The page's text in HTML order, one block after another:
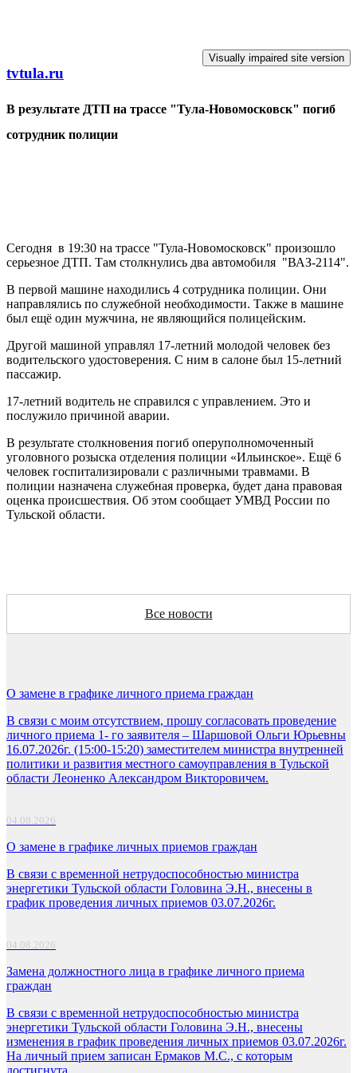
tvtula.ru
В результате ДТП на трассе "Тула-Новомосковск" погиб
сотрудник полиции
Сегодня в 19:30 на трассе "Тула-Новомосковск" произошло
серьезное ДТП. Там столкнулись два автомобиля "ВАЗ-2114".
В первой машине находились 4 сотрудника полиции. Они
направлялись по служебной необходимости. Также в машине
был ещё один мужчина, не являющийся полицейским.
Другой машиной управлял 17-летний молодой человек без
водительского удостоверения. С ним в салоне был 15-летний
пассажир.
17-летний водитель не справился с управлением. Это и
послужило причиной аварии.
В результате столкновения погиб оперуполномоченный
уголовного розыска отделения полиции «Ильинское». Ещё 6
человек госпитализировали с различными травмами. В
полиции назначена служебная проверка, будет дана правовая
оценка происшествия. Об этом сообщает УМВД России по
Тульской области.
Все новости
О замене в графике личного приема граждан
В связи с моим отсутствием, прошу согласовать проведение
личного приема 1- го заявителя – Шаршовой Ольги Юрьевны
16.07.2026г. (15:00-15:20) заместителем министра внутренней
политики и развития местного самоуправления в Тульской
области Леоненко Александром Викторовичем.
04.08.2026
О замене в графике личных приемов граждан
В связи с временной нетрудоспособностью министра
энергетики Тульской области Головина Э.Н., внесены в
график проведения личных приемов 03.07.2026г.
04.08.2026
Замена должностного лица в графике личного приема
граждан
В связи с временной нетрудоспособностью министра
энергетики Тульской области Головина Э.Н., внесены
изменения в график проведения личных приемов 03.07.2026г.
На личный прием записан Ермаков М.С., с которым